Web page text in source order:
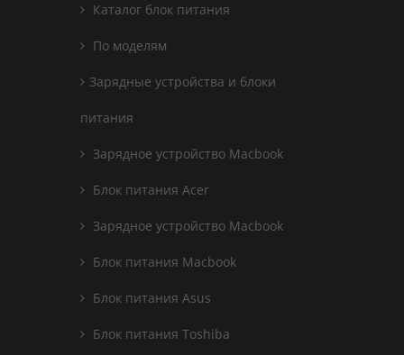
Каталог блок питания
По моделям
Зарядные устройства и блоки
питания
Зарядное устройство Macbook
Блок питания Acer
Зарядное устройство Macbook
Блок питания Macbook
Блок питания Asus
Блок питания Toshiba